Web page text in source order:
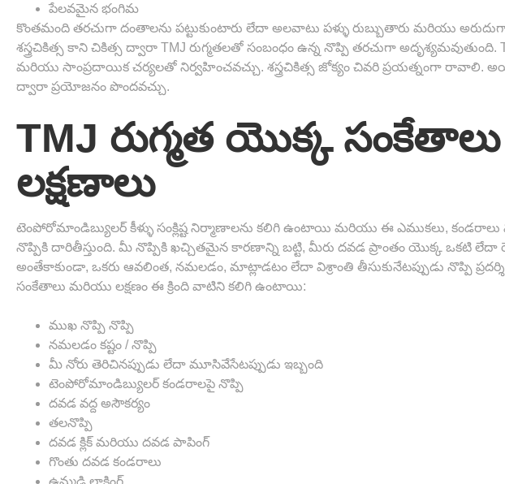
పేలవమైన భంగిమ
కొంతమంది తరచుగా దంతాలను పట్టుకుంటారు లేదా అలవాటు పళ్ళు రుబ్బుతారు మరియు అరుదుగా
శస్త్రచికిత్స కాని చికిత్స ద్వారా TMJ రుగ్మతలతో సంబంధం ఉన్న నొప్పి తరచుగా అదృశ్యమవుతుంది.
మరియు సాంప్రదాయిక చర్యలతో నిర్వహించవచ్చు. శస్త్రచికిత్స జోక్యం చివరి ప్రయత్నంగా రావాలి.
ద్వారా ప్రయోజనం పొందవచ్చు.
TMJ రుగ్మత యొక్క
లక్షణాలు
టెంపోరోమాండిబ్యులర్ కీళ్ళు సంక్లిష్ట నిర్మాణాలను కలిగి ఉంటాయి మరియు ఈ ఎముకలు,
నొప్పికి దారితీస్తుంది. మీ నొప్పికి ఖచ్చితమైన కారణాన్ని బట్టి, మీరు దవడ ప్రాంతం యొక్క ఒకటి లేదా
అంతేకాకుండా, ఒకరు ఆవలింత, నమలడం, మాట్లాడటం లేదా విశ్రాంతి తీసుకునేటప్పుడు నొప్పి
సంకేతాలు మరియు లక్షణం ఈ క్రింది వాటిని కలిగి ఉంటాయి:
ముఖ నొప్పి నొప్పి
నమలడం కష్టం / నొప్పి
మీ నోరు తెరిచినప్పుడు లేదా మూసివేసేటప్పుడు ఇబ్బంది
టెంపోరోమాండిబ్యులర్ కండరాలపై నొప్పి
దవడ వద్ద అసౌకర్యం
తలనొప్పి
దవడ క్లిక్ మరియు దవడ పాపింగ్
గొంతు దవడ కండరాలు
ఉమ్మడి లాకింగ్